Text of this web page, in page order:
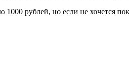
1000 рублей, но если не хочется